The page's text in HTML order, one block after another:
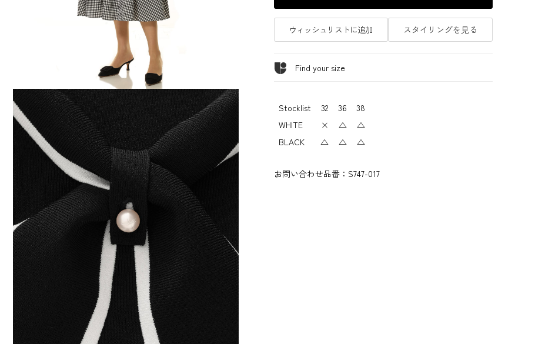
ウィッシュリストに追加 スタイリングを見る
Find your size
Stocklist 32 36
38
WHITE
× △
△
BLACK
△ △ △
お問い合わせ品番： S747-017